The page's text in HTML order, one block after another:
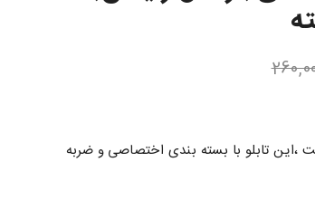
تابلو با بسته بندی اختصاصی و ضربه